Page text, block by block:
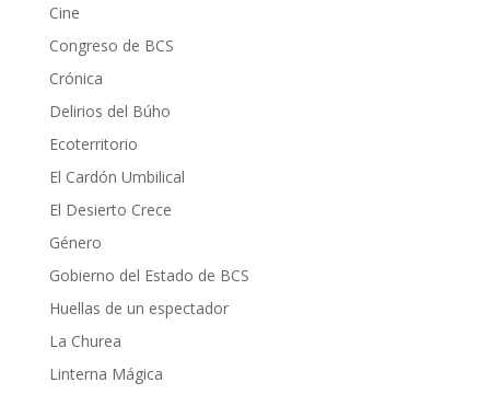
Cine
Congreso de BCS
Crónica
Delirios del Búho
Ecoterritorio
El Cardón Umbilical
El Desierto Crece
Género
Gobierno del Estado de BCS
Huellas de un espectador
La Churea
Linterna Mágica